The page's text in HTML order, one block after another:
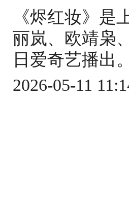
《烬红妆》
丽岚、欧靖枭
日爱奇艺播出
2026-05-11